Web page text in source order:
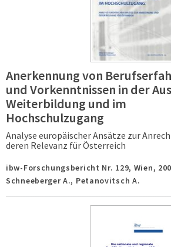
Anerkennung von
und Vorkenntnissen in der
Weiterbildung und im
Hochschulzugang
Analyse europäischer Ansätze zur
deren Relevanz für Österreich
ibw-Forschungsbericht Nr. 129, Wien,
Schneeberger A., Petanovitsch A.